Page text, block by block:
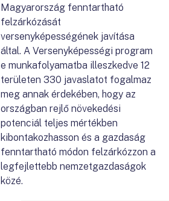
Magyarország fenntartható
felzárkózását
versenyképességének javítása
által. A Versenyképességi program
e munkafolyamatba illeszkedve 12
területen 330 javaslatot fogalmaz
meg annak érdekében, hogy az
országban rejlő növekedési
potenciál teljes mértékben
kibontakozhasson és a gazdaság
fenntartható módon felzárkózzon a
legfejlettebb nemzetgazdaságok
közé.